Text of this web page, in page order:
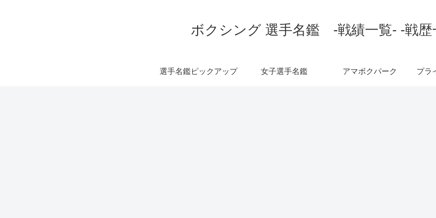
ボクシング 選手名鑑 -戦績一覧- -戦歴
選手名鑑ピックアップ 女子選手名鑑 アマボクパーク プラ